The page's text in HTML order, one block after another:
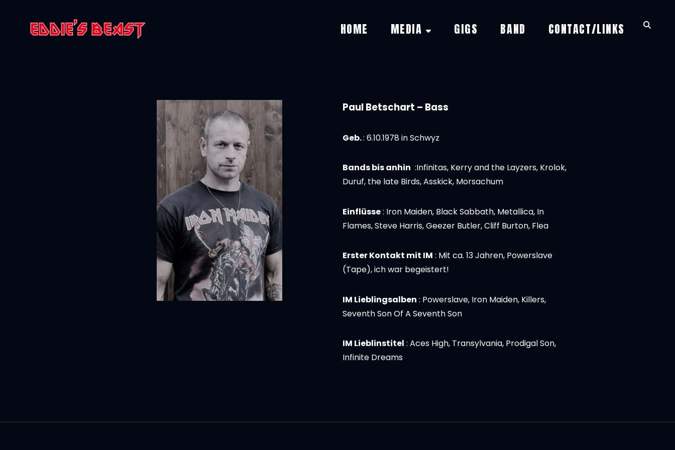
HOME MEDIA GIGS BAND CONTACT/LINKS
Paul Betschart – Bass
Geb.: 6.10.1978 in Schwyz
Bands bis anhin :Infinitas, Kerry and the Layzers, Krolok,
Duruf, the late Birds, Asskick, Morsachum
Einflüsse: Iron Maiden, Black Sabbath, Metallica, In
Flames, Steve Harris, Geezer Butler, Cliff Burton, Flea
Erster Kontakt mit IM : Mit ca. 13 Jahren, Powerslave
(Tape), ich war begeistert!
IM Lieblingsalben : Powerslave, Iron Maiden, Killers,
Seventh Son Of A Seventh Son
IM Lieblinstitel : Aces High, Transylvania, Prodigal Son,
Infinite Dreams